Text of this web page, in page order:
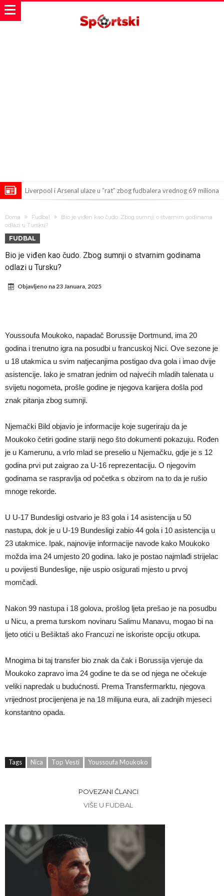
Liverpool i Arsenal ulaze u “rat” zbog fudbalera vrednog 69 miliona
fudbaler Barcelone
Engleski reprezentativac optužen za napad u noćnom klubu
Suđenje o smrti Maradone: Noge su mu bile natečene, nije se hteo
oprati
Ko je pomogao Rodriju da odabere Barselonu?
Mesi, znate li ko je drugi?
Doma Fudbal
Bio je viđen kao čudo. Zbog sumnji o stvarnim godinama
odlazi u Tursku?
FUDBAL
Bio je viđen kao čudo. Zbog sumnji o stvarnim godinama
odlazi u Tursku?
Objavljeno na23 Januara, 2025
Youssoufa Moukoko, napadač Borussije Dortmund, ima 20
godina i trenutno igra na posudbi u francuskoj Nici. Ove sezone je
u 18 utakmica u svim natjecanjima postigao dva gola i imao dvije
asistencije. Iako je smatran jednim od najvećih mladih talenata u
svijetu nogometa, prošle godine je njegova karijera došla pod
znak pitanja zbog sumnji.
Njemački Bild objavio je informacije koje sugeriraju da je
Moukoko četiri godine stariji nego što dokumenti pokazuju. Rođen
je u Kamerunu, a vrlo mlad se preselio u Njemačku, gdje je s 12
godina prvi put zaigrao za U-16 reprezentaciju. O njegovim
godinama se raspravlja od početka s obzirom na to da je rušio
mnoge rekorde.
U U-17 Bundesligi ostvario je 83 gola i 14 asistencija u 50
nastupa, dok je u U-19 Bundesligi zabio 44 gola i 10 asistencija u
23 utakmice. Ipak, najnovije informacije navode kako Moukoko
možda ima 24 umjesto 20 godina. Iako je postao najmlađi strijelac
u povijesti Bundeslige, nije uspio osigurati mjesto u prvoj
momčadi.
Nakon 99 nastupa i 18 golova, prošlog ljeta prešao je na posudbu
u Nicu, a prema turskom novinaru Salimu Manavu, mogao bi na
ljeto otići u Bešiktaš ako Francuzi ne iskoriste opciju otkupa.
Mnogima bi taj transfer bio znak da čak i Borussija vjeruje da
Moukoko zapravo ima 24 godine te da se od njega ne očekuje
veliki napredak u budućnosti. Prema Transfermarktu, njegova
vrijednost procijenjena je na 18 milijuna eura, ali zadnjih mjeseci
konstantno opada.
Tags Nica Top Vesti Youssoufa Moukoko
POVEZANI ČLANCI
VIŠE U FUDBAL